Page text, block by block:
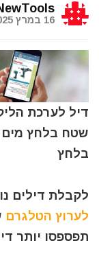
16 במרץ 2025
בלחץ
לקבלת דילים
לערוץ הטלגרם
תפספסו יותר